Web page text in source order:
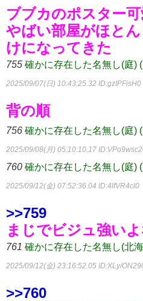
ブブカのポスター
やばい部屋がほと
けになってきた
755 確かに存在した名無し(庭)
2025/09/07(日) 10:43:25.32 ID:gzIPFisH0
背の順
756 確かに存在した名無し(庭)
2025/09/08(月) 05:10:10.17
760 確かに存在した名無し(庭)
2025/09/12(金) 07:52:36.04 ID:4lfVR4cI0
>>759
まじでビジュ強い
761 確かに存在した名無し(北
2025/09/12(金) 23:16:52.05 ID:XLy/
>>760